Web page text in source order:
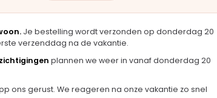
Je bestelling wordt verzonden op donderdag 20
verzenddag na de vakantie.
plannen we weer in vanaf donderdag 20
ons gerust. We reageren na onze vakantie zo snel